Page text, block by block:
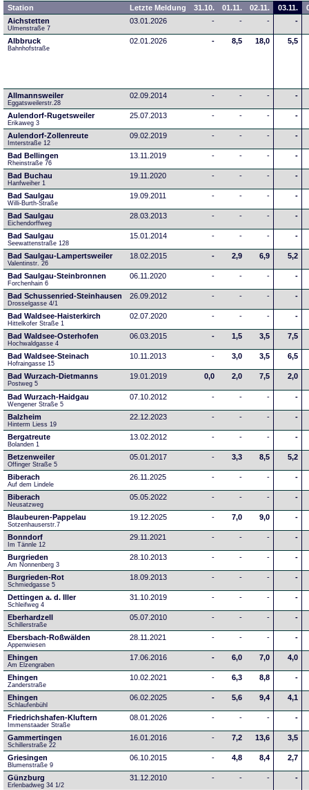
Station Letzte Meldung 31.10. 01.11. 02.11. 03.11.
Aichstetten
Ulmenstraße 7
03.01.2026 - - - -
Albbruck
Bahnhofstraße
02.01.2026 - 8,5 18,0 5,5
Allmannsweiler
Eggatsweilerstr.28
02.09.2014 - - - -
Aulendorf-Rugetsweiler
Erikaweg 3
25.07.2013 - - - -
Aulendorf-Zollenreute
Imterstraße 12
09.02.2019 - - - -
Bad Bellingen
Rheinstraße 76
13.11.2019 - - - -
Bad Buchau
Hanfweiher 1
19.11.2020 - - - -
Bad Saulgau
Willi-Burth-Straße
19.09.2011 - - - -
Bad Saulgau
Eichendorffweg
28.03.2013 - - - -
Bad Saulgau
Seewattenstraße 128
15.01.2014 - - - -
Bad Saulgau-Lampertsweiler
Valentinstr. 26
18.02.2015 - 2,9 6,9 5,2
Bad Saulgau-Steinbronnen
Forchenhain 6
06.11.2020 - - - -
Bad Schussenried-Steinhausen
Drosselgasse 4/1
26.09.2012 - - - -
Bad Waldsee-Haisterkirch
Hittelkofer Straße 1
02.07.2020 - - - -
Bad Waldsee-Osterhofen
Hochwaldgasse 4
06.03.2015 - 1,5 3,5 7,5
Bad Waldsee-Steinach
Hofraingasse 15
10.11.2013 - 3,0 3,5 6,5
Bad Wurzach-Dietmanns
Postweg 5
19.01.2019 0,0 2,0 7,5 2,0
Bad Wurzach-Haidgau
Wengener Straße 5
07.10.2012 - - - -
Balzheim
Hinterm Liess 19
22.12.2023 - - - -
Bergatreute
Bolanden 1
13.02.2012 - - - -
Betzenweiler
Offinger Straße 5
05.01.2017 - 3,3 8,5 5,2
Biberach
Auf dem Lindele
26.11.2025 - - - -
Biberach
Neusatzweg
05.05.2022 - - - -
Blaubeuren-Pappelau
Sotzenhauserstr.7
19.12.2025 - 7,0 9,0 -
Bonndorf
Im Tännle 12
29.11.2021 - - - -
Burgrieden
Am Nonnenberg 3
28.10.2013 - - - -
Burgrieden-Rot
Schmiedgasse 5
18.09.2013 - - - -
Dettingen a. d. Iller
Schleifweg 4
31.10.2019 - - - -
Eberhardzell
Schillerstraße
05.07.2010 - - - -
Ebersbach-Roßwälden
Appenwiesen
28.11.2021 - - - -
Ehingen
Am Elzengraben
17.06.2016 - 6,0 7,0 4,0
Ehingen
Zanderstraße
10.02.2021 - 6,3 8,8 -
Ehingen
Schlaufenbühl
06.02.2025 - 5,6 9,4 4,1
Friedrichshafen-Kluftern
Immenstaader Straße
08.01.2026 - - - -
Gammertingen
Schillerstraße 22
16.01.2016 - 7,2 13,6 3,5
Griesingen
Blumenstraße 9
06.10.2015 - 4,8 8,4 2,7
Günzburg
Erlenbadweg 34 1/2
31.12.2010 - - - -